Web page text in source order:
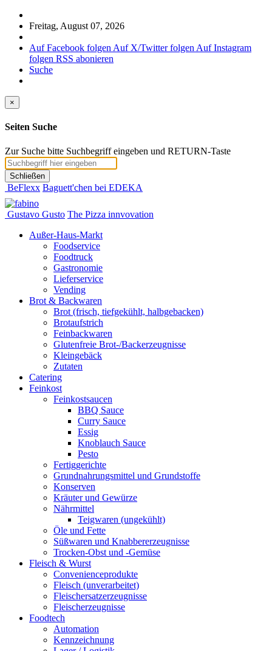
Freitag, August 07, 2026
Auf Facebook folgen Auf X/Twitter folgen Auf Instagram
folgen RSS abonieren
Suche
×
Seiten Suche
Zur Suche bitte Suchbegriff eingeben und RETURN-Taste
Schließen
BeFlexx Baguett'chen bei EDEKA
Gustavo Gusto The Pizza innvovation
Außer-Haus-Markt
Foodservice
Foodtruck
Gastronomie
Lieferservice
Vending
Brot & Backwaren
Brot (frisch, tiefgekühlt, halbgebacken)
Brotaufstrich
Feinbackwaren
Glutenfreie Brot-/Backerzeugnisse
Kleingebäck
Zutaten
Catering
Feinkost
Feinkostsaucen
BBQ Sauce
Curry Sauce
Essig
Knoblauch Sauce
Pesto
Fertiggerichte
Grundnahrungsmittel und Grundstoffe
Konserven
Kräuter und Gewürze
Nährmittel
Teigwaren (ungekühlt)
Öle und Fette
Süßwaren und Knabbererzeugnisse
Trocken-Obst und -Gemüse
Fleisch & Wurst
Convenienceprodukte
Fleisch (unverarbeitet)
Fleischersatzerzeugnisse
Fleischerzeugnisse
Foodtech
Automation
Kennzeichnung